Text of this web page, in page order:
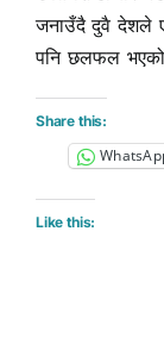
जनाउँदै दुवै देशले
पनि छलफल
Share this:
Like this: